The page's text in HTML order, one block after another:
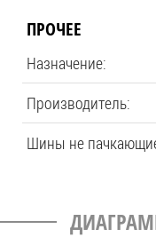
ПРОЧЕЕ
Назначение:
Производитель:
Шины не